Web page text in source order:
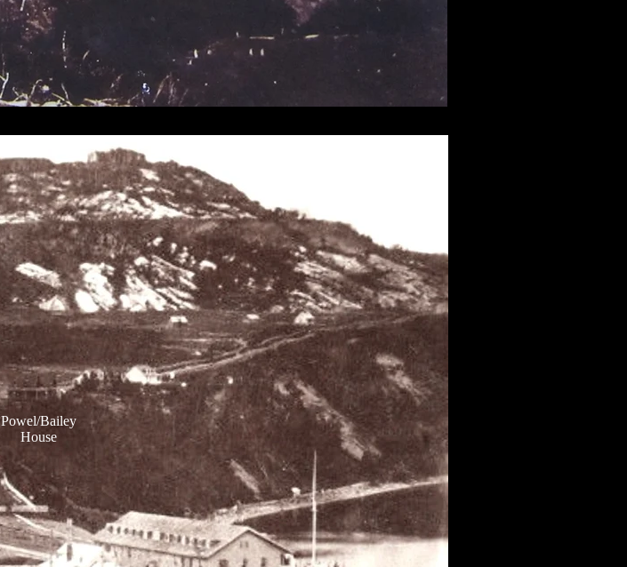
Powel/Bailey
House